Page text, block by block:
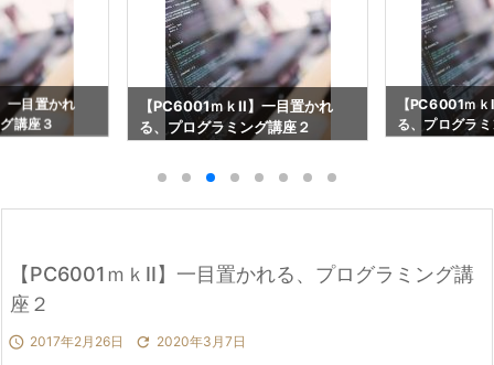
一目置かれ
講座３
【PC6001ｍｋII】一目置かれ
る、プログラミング講座２
【PC6001ｍ
る、プログラ
【PC6001ｍｋII】一目置かれる、プログラミング講
座２
 2017年2月26日  2020年3月7日